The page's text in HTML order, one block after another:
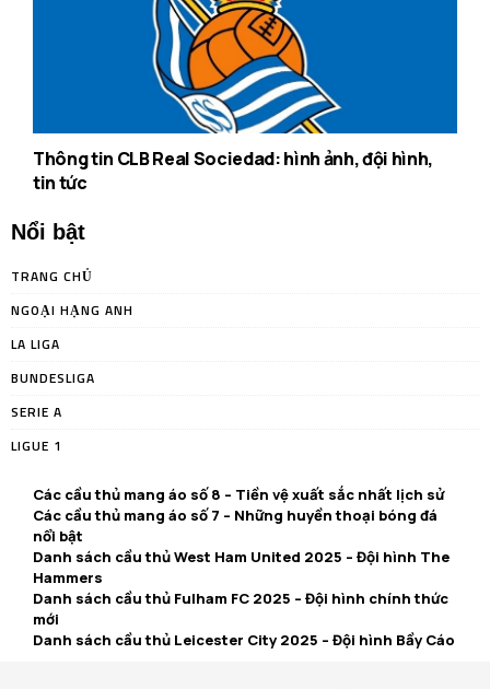
Thông tin CLB Real Sociedad: hình ảnh, đội hình,
tin tức
Nổi bật
TRANG CHỦ
NGOẠI HẠNG ANH
LA LIGA
BUNDESLIGA
SERIE A
LIGUE 1
Các cầu thủ mang áo số 8 – Tiền vệ xuất sắc nhất lịch sử
Các cầu thủ mang áo số 7 – Những huyền thoại bóng đá
nổi bật
Danh sách cầu thủ West Ham United 2025 – Đội hình The
Hammers
Danh sách cầu thủ Fulham FC 2025 – Đội hình chính thức
mới
Danh sách cầu thủ Leicester City 2025 – Đội hình Bầy Cáo